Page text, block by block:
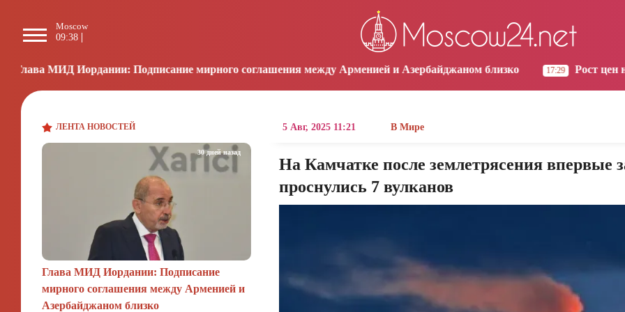
Moscow
09:38
Yerevan
10:38 10:38
Moscow
09:38
Подписание мирного соглашения между Арменией и Азербайджаном близко 17:29 Рост цен на продукты в
ЛЕНТА НОВОСТЕЙ
Глава МИД Иордании: Подписание
мирного соглашения между Арменией и
Азербайджаном близко
30 дней назад
5 Авг, 2025 11:21 В Мире
На Камчатке после землетрясения впервые
проснулись 7 вулканов